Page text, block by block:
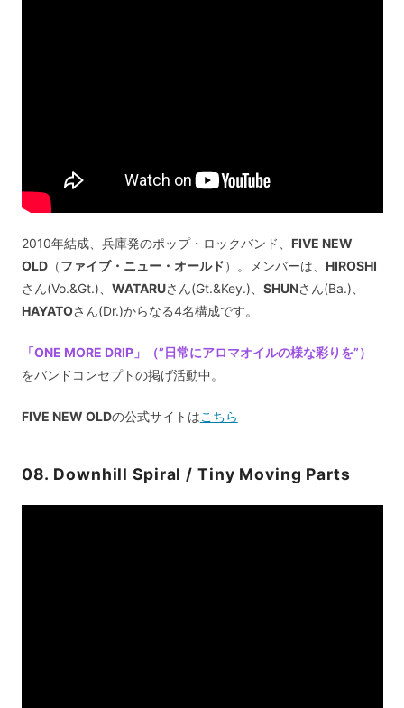
2010年結成、兵庫発のポップ・ロックバンド、 FIVE NEW
OLD（ファイブ・ニュー・オールド）。メンバーは、 HIROSHI
さん(Vo.&Gt.)、 WATARUさん(Gt.&Key.)、 SHUNさん(Ba.)、
HAYATOさん(Dr.)からなる4名構成です。
「ONE MORE DRIP」（”日常にアロマオイルの様な彩りを”）
をバンドコンセプトの掲げ活動中。
FIVE NEW OLDの公式サイトはこちら
08. Downhill Spiral / Tiny Moving Parts